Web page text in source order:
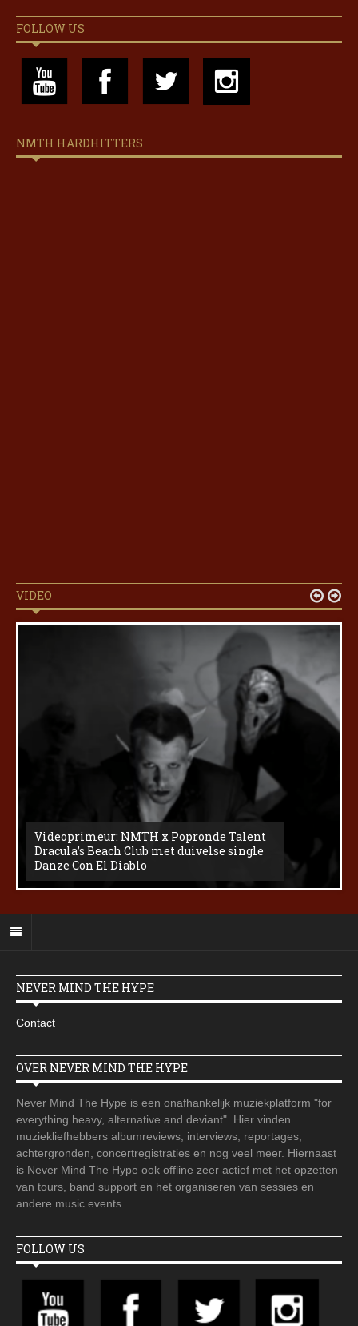
FOLLOW US
NMTH HARDHITTERS
VIDEO
Videoprimeur: NMTH x Popronde Talent
Dracula’s Beach Club met duivelse single
Danze Con El Diablo
 
NEVER MIND THE HYPE
Contact
OVER NEVER MIND THE HYPE
Never Mind The Hype is een onafhankelijk muziekplatform "for
everything heavy, alternative and deviant". Hier vinden
muziekliefhebbers albumreviews, interviews, reportages,
achtergronden, concertregistraties en nog veel meer. Hiernaast
is Never Mind The Hype ook offline zeer actief met het opzetten
van tours, band support en het organiseren van sessies en
andere music events.
FOLLOW US